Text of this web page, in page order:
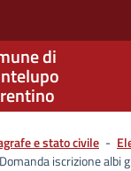
di
e stato civile -
Domanda iscrizione albi